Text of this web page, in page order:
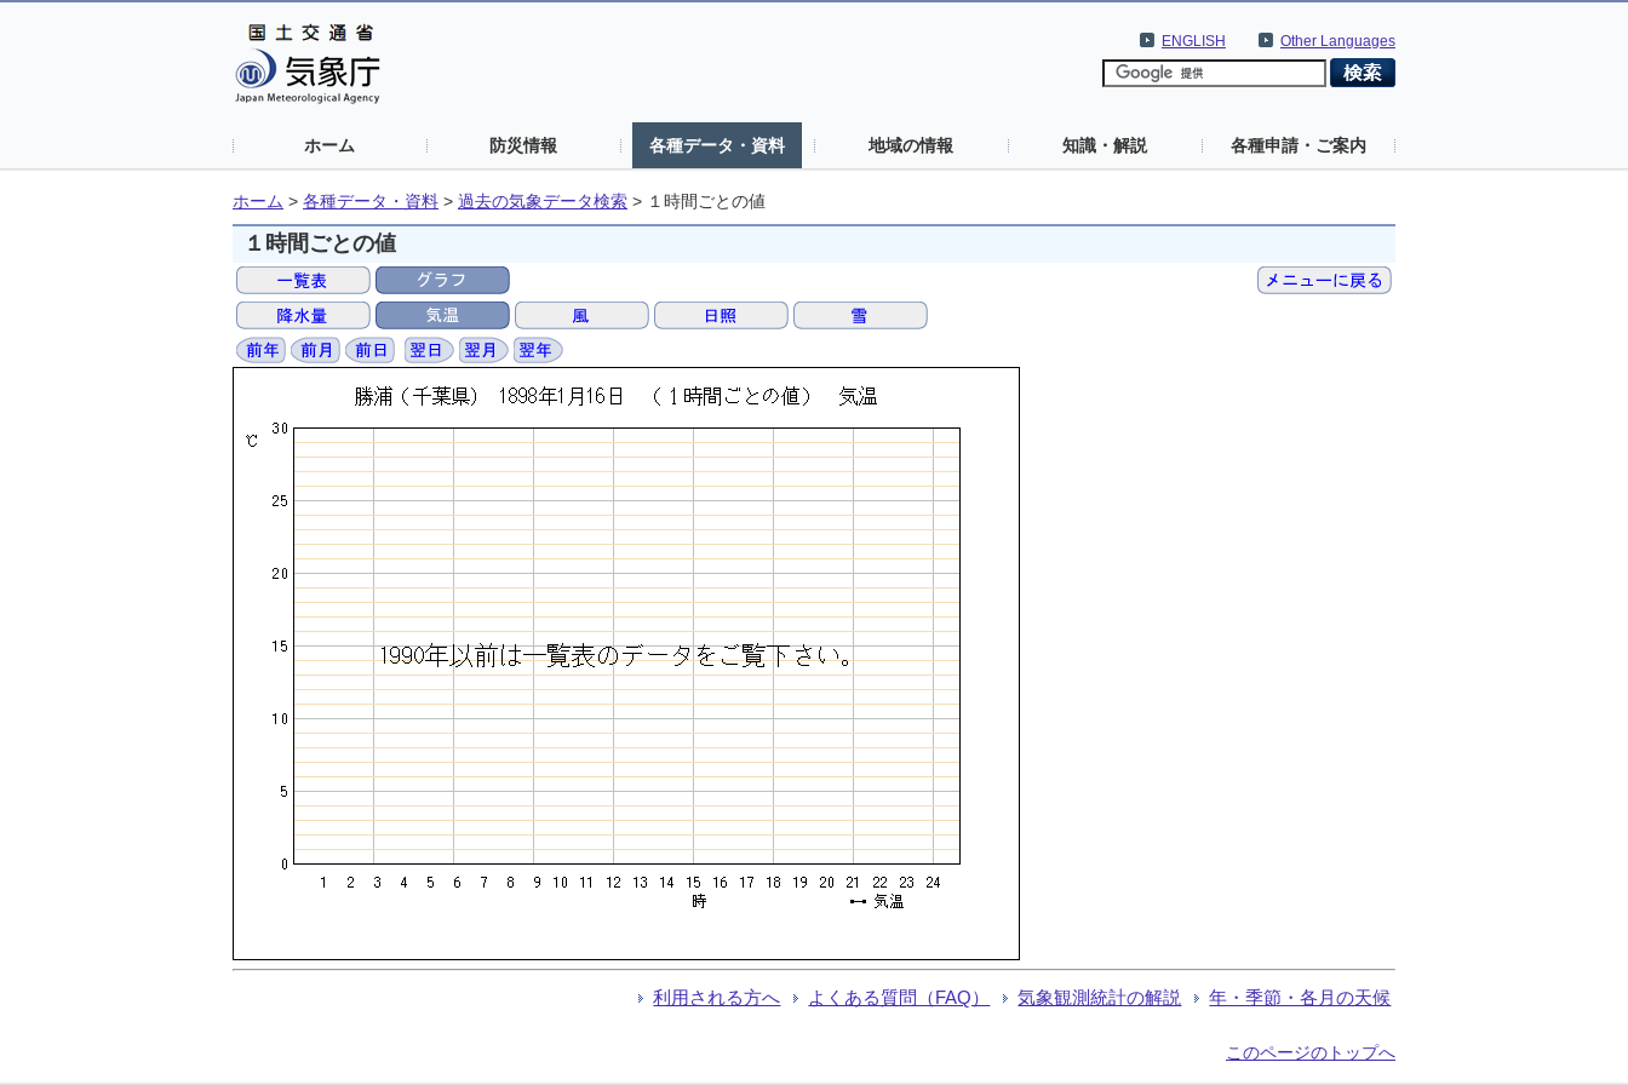
Other Languages
ENGLISH
ホーム 防災情報 各種データ・資料 地域の情報 知識・解説 各種申請・ご案内
ホーム > 各種データ・資料 > 過去の気象データ検索 > １時間ごとの値
１時間ごとの値
利用される方へ よくある質問（FAQ） 気象観測統計の解説 年・季節・各月の天候
このページのトップへ